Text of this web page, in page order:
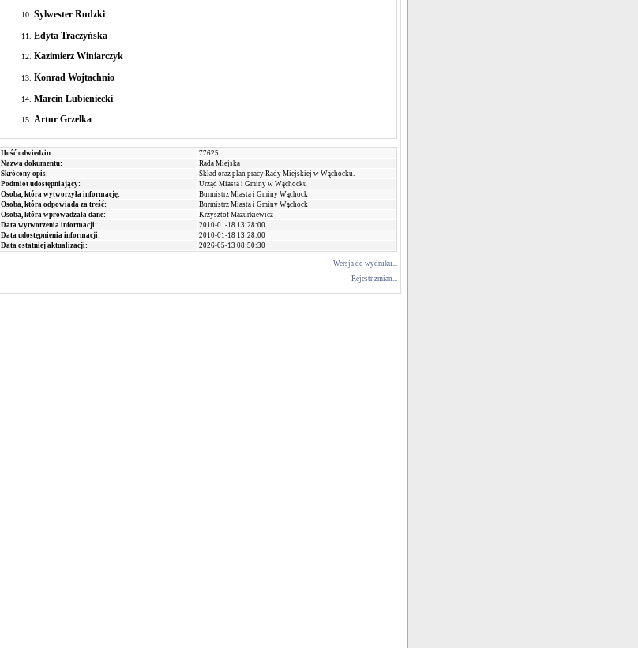
Sylwester Rudzki
Edyta Traczyńska
Kazimierz Winiarczyk
Konrad Wojtachnio
Marcin Lubieniecki
Artur Grzelka
Ilość odwiedzin:
77625
Nazwa dokumentu:
Rada Miejska
Skrócony opis:
Skład oraz plan pracy Rady Miejskiej w Wąchocku.
Podmiot udostępniający:
Urząd Miasta i Gminy w Wąchocku
Osoba, która wytworzyła informację:
Burmistrz Miasta i Gminy Wąchock
Osoba, która odpowiada za treść:
Burmistrz Miasta i Gminy Wąchock
Osoba, która wprowadzała dane:
Krzysztof Mazurkiewicz
Data wytworzenia informacji:
2010-01-18 13:28:00
Data udostępnienia informacji:
2010-01-18 13:28:00
Data ostatniej aktualizacji:
2026-05-13 08:50:30
Wersja do wydruku...
Rejestr zmian...